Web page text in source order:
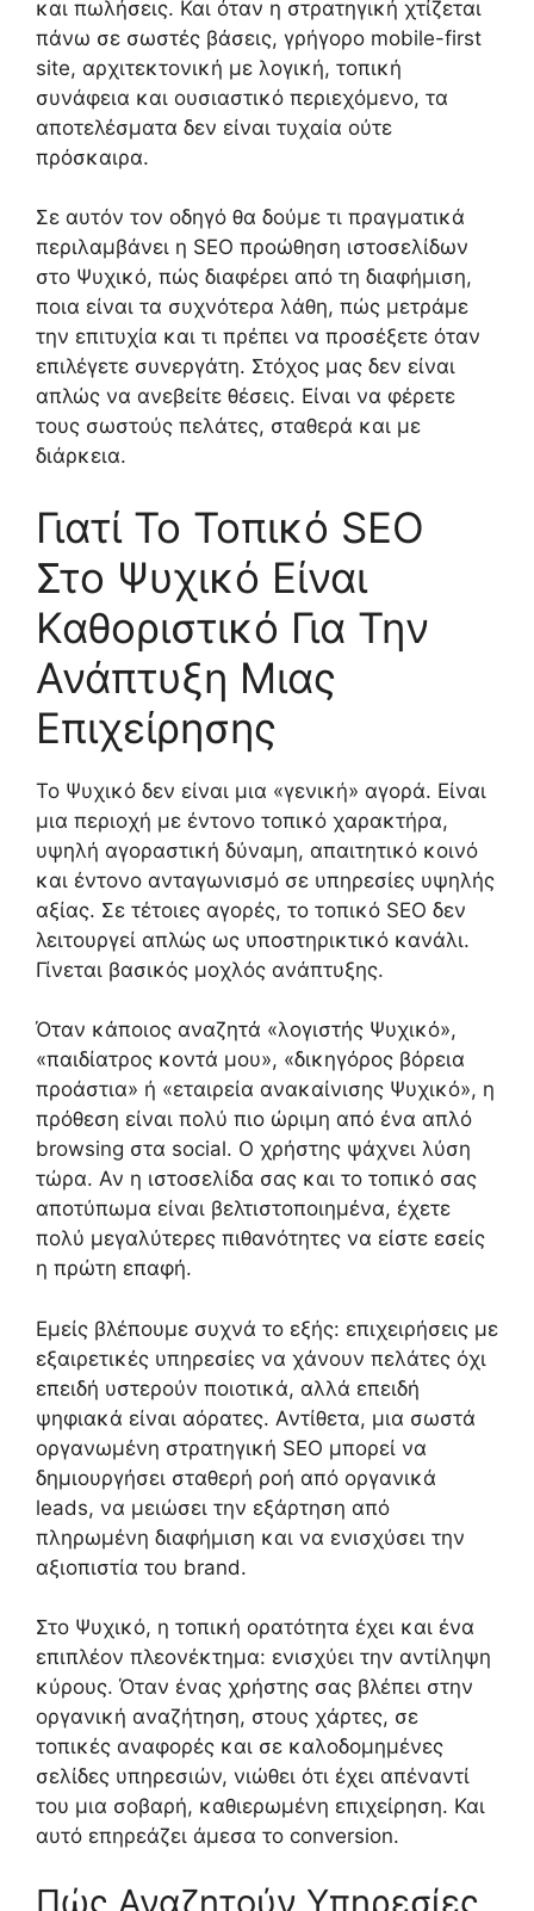
και πωλήσεις. Και όταν η στρατηγική χτίζεται
πάνω σε σωστές βάσεις, γρήγορο mobile-first
site, αρχιτεκτονική με λογική, τοπική
συνάφεια και ουσιαστικό περιεχόμενο, τα
αποτελέσματα δεν είναι τυχαία ούτε
πρόσκαιρα.
Σε αυτόν τον οδηγό θα δούμε τι πραγματικά
περιλαμβάνει η SEO προώθηση ιστοσελίδων
στο Ψυχικό, πώς διαφέρει από τη διαφήμιση,
ποια είναι τα συχνότερα λάθη, πώς μετράμε
την επιτυχία και τι πρέπει να προσέξετε όταν
επιλέγετε συνεργάτη. Στόχος μας δεν είναι
απλώς να ανεβείτε θέσεις. Είναι να φέρετε
τους σωστούς πελάτες, σταθερά και με
διάρκεια.
Γιατί Το Τοπικό SEO
Στο Ψυχικό Είναι
Καθοριστικό Για Την
Ανάπτυξη Μιας
Επιχείρησης
Το Ψυχικό δεν είναι μια «γενική» αγορά. Είναι
μια περιοχή με έντονο τοπικό χαρακτήρα,
υψηλή αγοραστική δύναμη, απαιτητικό κοινό
και έντονο ανταγωνισμό σε υπηρεσίες υψηλής
αξίας. Σε τέτοιες αγορές, το τοπικό SEO δεν
λειτουργεί απλώς ως υποστηρικτικό κανάλι.
Γίνεται βασικός μοχλός ανάπτυξης.
Όταν κάποιος αναζητά «λογιστής Ψυχικό»,
«παιδίατρος κοντά μου», «δικηγόρος βόρεια
προάστια» ή «εταιρεία ανακαίνισης Ψυχικό», η
πρόθεση είναι πολύ πιο ώριμη από ένα απλό
browsing στα social. Ο χρήστης ψάχνει λύση
τώρα. Αν η ιστοσελίδα σας και το τοπικό σας
αποτύπωμα είναι βελτιστοποιημένα, έχετε
πολύ μεγαλύτερες πιθανότητες να είστε εσείς
η πρώτη επαφή.
Εμείς βλέπουμε συχνά το εξής: επιχειρήσεις με
εξαιρετικές υπηρεσίες να χάνουν πελάτες όχι
επειδή υστερούν ποιοτικά, αλλά επειδή
ψηφιακά είναι αόρατες. Αντίθετα, μια σωστά
οργανωμένη στρατηγική SEO μπορεί να
δημιουργήσει σταθερή ροή από οργανικά
leads, να μειώσει την εξάρτηση από
πληρωμένη διαφήμιση και να ενισχύσει την
αξιοπιστία του brand.
Στο Ψυχικό, η τοπική ορατότητα έχει και ένα
επιπλέον πλεονέκτημα: ενισχύει την αντίληψη
κύρους. Όταν ένας χρήστης σας βλέπει στην
οργανική αναζήτηση, στους χάρτες, σε
τοπικές αναφορές και σε καλοδομημένες
σελίδες υπηρεσιών, νιώθει ότι έχει απέναντί
του μια σοβαρή, καθιερωμένη επιχείρηση. Και
αυτό επηρεάζει άμεσα το conversion.
Πώς Αναζητούν Υπηρεσίες